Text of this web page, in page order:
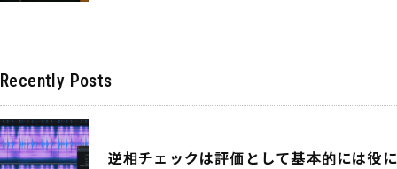
Recently Posts
逆相チェックは評価として基本的には役に